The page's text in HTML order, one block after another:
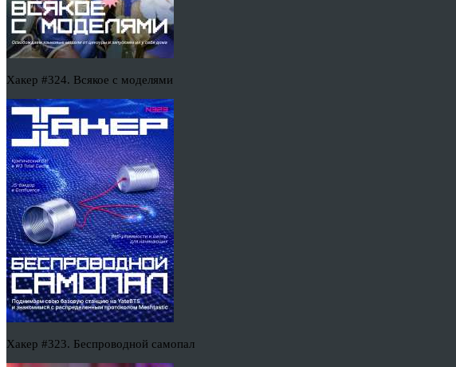
Хакер #324. Всякое с моделями
Хакер #323. Беспроводной самопал